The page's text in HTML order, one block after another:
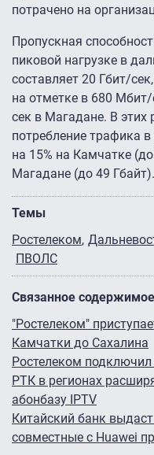
потрачено на
Пропускная
пиковой нагрузке в
составляет 20 Гбит/
на отметке в 680
сек в Магадане. В этих
потребление трафика
на 15% на Камчатке
Магадане (до 49 Гбайт).
Темы
Ростелеком
ПВОЛС
Связанное содержимое
"Ростелеком"
Камчатки до Сахалина
Ростелеком
РТК в регионах
абонбазу IPTV
Китайский банк
совместные с Huawei